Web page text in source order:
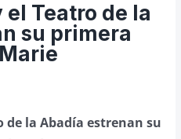
el Teatro de la
su primera
de la Abadía estrenan su